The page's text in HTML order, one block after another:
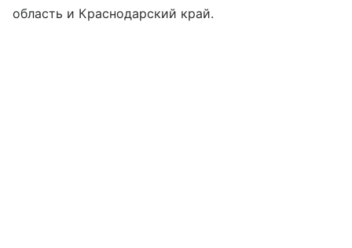
область и Краснодарский край.